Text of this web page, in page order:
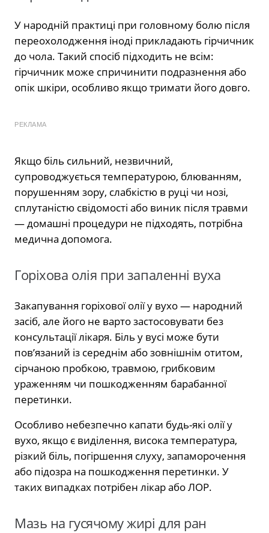
У народній практиці при головному болю після
переохолодження іноді прикладають гірчичник
до чола. Такий спосіб підходить не всім:
гірчичник може спричинити подразнення або
опік шкіри, особливо якщо тримати його довго.
РЕКЛАМА
Якщо біль сильний, незвичний,
супроводжується температурою, блюванням,
порушенням зору, слабкістю в руці чи нозі,
сплутаністю свідомості або виник після травми
— домашні процедури не підходять, потрібна
медична допомога.
Горіхова олія при запаленні вуха
Закапування горіхової олії у вухо — народний
засіб, але його не варто застосовувати без
консультації лікаря. Біль у вусі може бути
пов’язаний із середнім або зовнішнім отитом,
сірчаною пробкою, травмою, грибковим
ураженням чи пошкодженням барабанної
перетинки.
Особливо небезпечно капати будь-які олії у
вухо, якщо є виділення, висока температура,
різкий біль, погіршення слуху, запаморочення
або підозра на пошкодження перетинки. У
таких випадках потрібен лікар або ЛОР.
Мазь на гусячому жирі для ран